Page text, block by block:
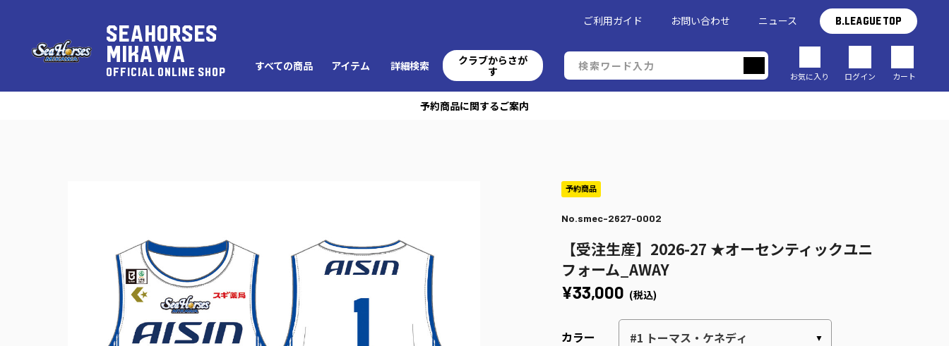
SEAHORSES
MIKAWA
OFFICIAL ONLINE SHOP すべての商品 アイテム 詳細検索
クラブからさが
す
ご利用ガイド お問い合わせ ニュース B.LEAGUE TOP
お気に入り ログイン カート
予約商品に関するご案内
No.smec-2627-0002
【受注生産】2026-27 ★オーセンティックユニ
フォーム_AWAY
¥33,000 (税込)
カラー